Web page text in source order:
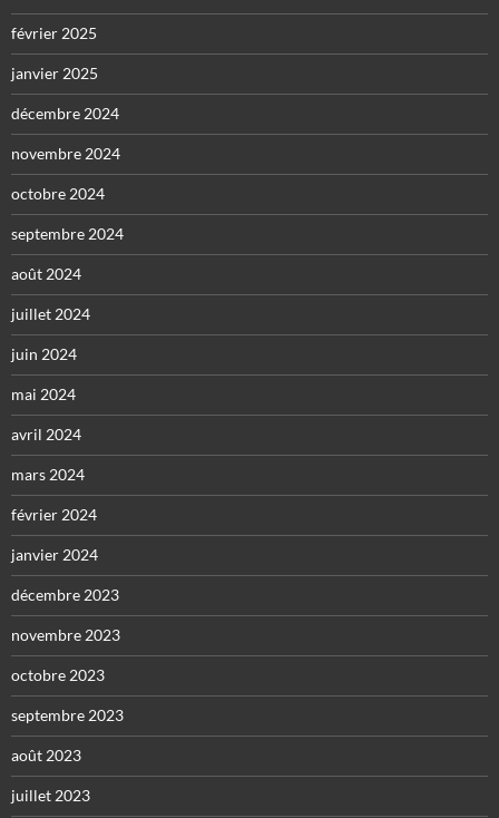
février 2025
janvier 2025
décembre 2024
novembre 2024
octobre 2024
septembre 2024
août 2024
juillet 2024
juin 2024
mai 2024
avril 2024
mars 2024
février 2024
janvier 2024
décembre 2023
novembre 2023
octobre 2023
septembre 2023
août 2023
juillet 2023